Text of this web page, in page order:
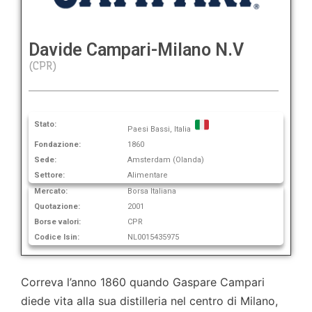
Davide Campari-Milano N.V
(CPR)
Stato:
Paesi Bassi, Italia
Fondazione:
1860
Sede:
Amsterdam (Olanda)
Settore:
Alimentare
Mercato:
Borsa Italiana
Quotazione:
2001
Borse valori:
CPR
Codice Isin:
NL0015435975
Correva l’anno 1860 quando Gaspare Campari
diede vita alla sua distilleria nel centro di Milano,